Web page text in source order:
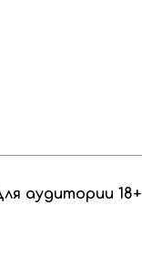
аудитории 18+